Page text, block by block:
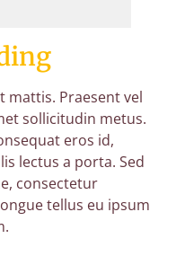
mattis. Praesent vel
sollicitudin metus.
eros id,
lectus a porta. Sed
consectetur
tellus eu ipsum